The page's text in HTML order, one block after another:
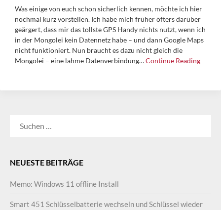
Was einige von euch schon sicherlich kennen, möchte ich hier
nochmal kurz vorstellen. Ich habe mich früher öfters darüber
geärgert, dass mir das tollste GPS Handy nichts nutzt, wenn ich
in der Mongolei kein Datennetz habe – und dann Google Maps
nicht funktioniert. Nun braucht es dazu nicht gleich die
Mongolei – eine lahme Datenverbindung…Continue Reading
NEUESTE BEITRÄGE
Memo: Windows 11 offline Install
Smart 451 Schlüsselbatterie wechseln und Schlüssel wieder